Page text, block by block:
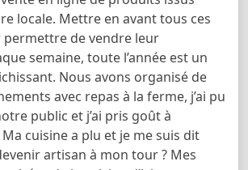
locale. Mettre en avant tous ces
de vendre leur
semaine, toute l’année est un
Nous avons organisé de
avec repas à la ferme, j’ai pu
public et j’ai pris goût à
Ma cuisine a plu et je me suis dit
artisan à mon tour ? Mes